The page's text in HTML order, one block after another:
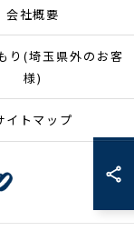
会社概要
り(埼玉県外のお客
様)
イトマップ